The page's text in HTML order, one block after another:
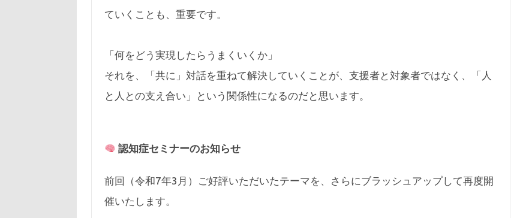
ていくことも、重要です。
「何をどう実現したらうまくいくか」
それを、「共に」対話を重ねて解決していくことが、支援者と対象者ではなく、「人
と人との支え合い」という関係性になるのだと思います。
認知症セミナーのお知らせ
前回（令和7年3月）ご好評いただいたテーマを、さらにブラッシュアップして再度開
催いたします。